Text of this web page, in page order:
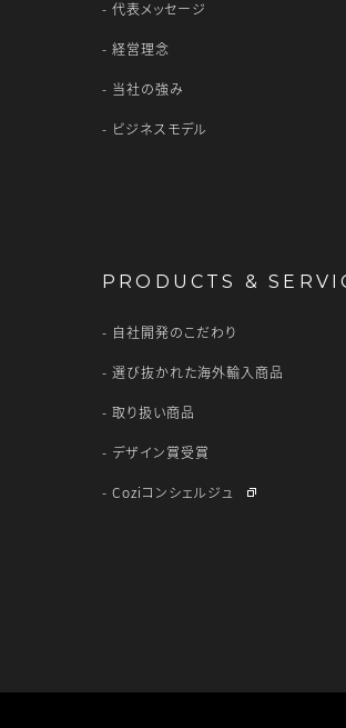
代表メッセージ
経営理念
当社の強み
ビジネスモデル
PRODUCTS &
自社開発のこだわり
選び抜かれた海外輸入商品
取り扱い商品
デザイン賞受賞
Coziコンシェルジュ